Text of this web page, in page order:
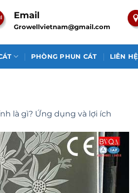
Email
Growellvietnam@gmail.com
PHÒNG PHUN CÁT LIÊN HỆ
là gì? Ứng dụng và lợi ích